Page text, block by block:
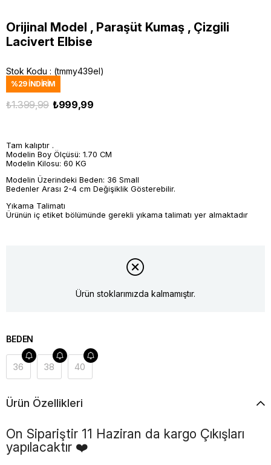
Orijinal Model , Paraşüt Kumaş , Çizgili
Lacivert Elbise
Stok Kodu (tmmy439el)
%29İNDIRIM
₺1.399,99 ₺999,99
Tam kalıptır .
Modelin Boy Ölçüsü: 1.70 CM
Modelin Kilosu: 60 KG
Modelin Üzerindeki Beden: 36 Small
Bedenler Arası 2-4 cm Değişiklik Gösterebilir.
Yıkama Talimatı
Ürünün iç etiket bölümünde gerekli yıkama talimatı yer almaktadır
Ürün stoklarımızda kalmamıştır.
BEDEN
36 38 40
Ürün Özellikleri
Ön Sipariştir 11 Haziran da kargo Çıkışları
yapılacaktır ❤️